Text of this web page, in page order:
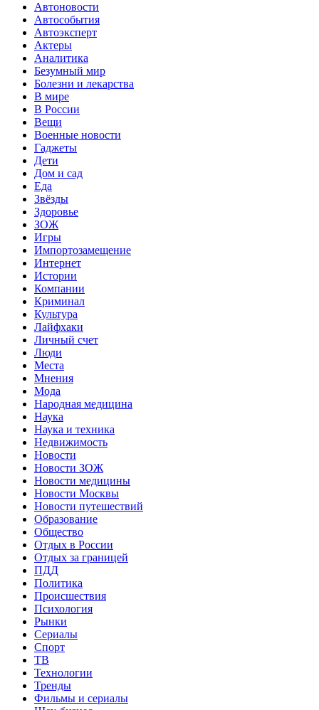
Автоновости
Автособытия
Автоэксперт
Актеры
Аналитика
Безумный мир
Болезни и лекарства
В мире
В России
Вещи
Военные новости
Гаджеты
Дети
Дом и сад
Еда
Звёзды
Здоровье
ЗОЖ
Игры
Импортозамещение
Интернет
Истории
Компании
Криминал
Культура
Лайфхаки
Личный счет
Люди
Места
Мнения
Мода
Народная медицина
Наука
Наука и техника
Недвижимость
Новости
Новости ЗОЖ
Новости медицины
Новости Москвы
Новости путешествий
Образование
Общество
Отдых в России
Отдых за границей
ПДД
Политика
Происшествия
Психология
Рынки
Сериалы
Спорт
ТВ
Технологии
Тренды
Фильмы и сериалы